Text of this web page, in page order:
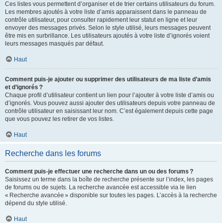
Ces listes vous permettent d’organiser et de trier certains utilisateurs du forum.
Les membres ajoutés à votre liste d’amis apparaissent dans le panneau de
contrôle utilisateur, pour consulter rapidement leur statut en ligne et leur
envoyer des messages privés. Selon le style utilisé, leurs messages peuvent
être mis en surbrillance. Les utilisateurs ajoutés à votre liste d’ignorés voient
leurs messages masqués par défaut.
Haut
Comment puis-je ajouter ou supprimer des utilisateurs de ma liste d’amis
et d’ignorés ?
Chaque profil d’utilisateur contient un lien pour l’ajouter à votre liste d’amis ou
d’ignorés. Vous pouvez aussi ajouter des utilisateurs depuis votre panneau de
contrôle utilisateur en saisissant leur nom. C’est également depuis cette page
que vous pouvez les retirer de vos listes.
Haut
Recherche dans les forums
Comment puis-je effectuer une recherche dans un ou des forums ?
Saisissez un terme dans la boîte de recherche présente sur l’index, les pages
de forums ou de sujets. La recherche avancée est accessible via le lien
« Recherche avancée » disponible sur toutes les pages. L’accès à la recherche
dépend du style utilisé.
Haut